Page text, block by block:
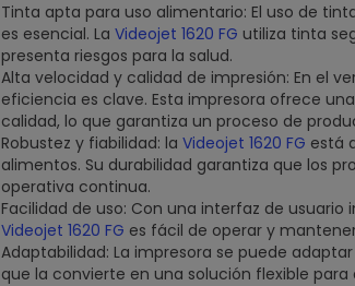
Tinta apta para uso alimentario: El uso de
es esencial. La Videojet 1620 FG utiliza tinta
presenta riesgos para la salud.
Alta velocidad y calidad de impresión: En el
eficiencia es clave. Esta impresora ofrece
calidad, lo que garantiza un proceso de
Robustez y fiabilidad: la Videojet 1620 FG está
alimentos. Su durabilidad garantiza que los
operativa continua.
Facilidad de uso: Con una interfaz de
Videojet 1620 FG es fácil de operar y
Adaptabilidad: La impresora se puede
que la convierte en una solución flexible